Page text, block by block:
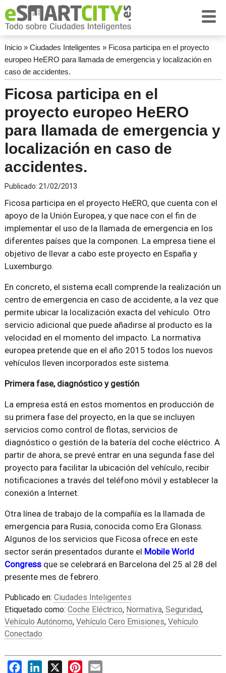
Inicio» Ciudades Inteligentes » Ficosa participa en el proyecto
europeo HeERO para llamada de emergencia y localización en
caso de accidentes.
Ficosa participa en el
proyecto europeo HeERO
para llamada de emergencia y
localización en caso de
accidentes.
Publicado: 21/02/2013
Ficosa participa en el proyecto HeERO, que cuenta con el
apoyo de la Unión Europea, y que nace con el fin de
implementar el uso de la llamada de emergencia en los
diferentes países que la componen. La empresa tiene el
objetivo de llevar a cabo este proyecto en España y
Luxemburgo.
En concreto, el sistema ecall comprende la realización un
centro de emergencia en caso de accidente, a la vez que
permite ubicar la localización exacta del vehículo. Otro
servicio adicional que puede añadirse al producto es la
velocidad en el momento del impacto. La normativa
europea pretende que en el año 2015 todos los nuevos
vehículos lleven incorporados este sistema.
Primera fase, diagnóstico y gestión
La empresa está en estos momentos en producción de
su primera fase del proyecto, en la que se incluyen
servicios como control de flotas, servicios de
diagnóstico o gestión de la batería del coche eléctrico. A
partir de ahora, se prevé entrar en una segunda fase del
proyecto para facilitar la ubicación del vehículo, recibir
notificaciones a través del teléfono móvil y establecer la
conexión a Internet.
Otra línea de trabajo de la compañía es la llamada de
emergencia para Rusia, conocida como Era Glonass.
Algunos de los servicios que Ficosa ofrece en este
sector serán presentados durante el Mobile World
Congressque se celebrará en Barcelona del 25 al 28 del
presente mes de febrero.
Publicado en: Ciudades Inteligentes
Etiquetado como: Coche Eléctrico, Normativa, Seguridad,
Vehículo Autónomo, Vehículo Cero Emisiones, Vehículo
Conectado
FacebookLinkedIn
X PinterestEmail